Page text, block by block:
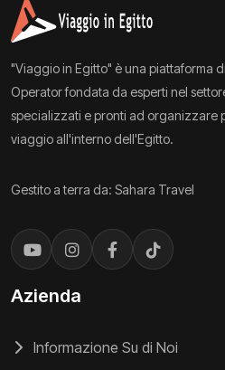
"Viaggio in Egitto" è una piattaforma
Operator fondata da esperti nel
specializzati e pronti ad organizzare
viaggio all'interno dell'Egitto.
Gestito a terra da: Sahara Travel
Azienda
Informazione Su di Noi